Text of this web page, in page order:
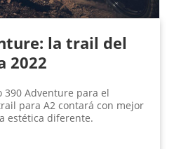
la trail del
2022
390 Adventure para el
para A2 contará con mejor
estética diferente.